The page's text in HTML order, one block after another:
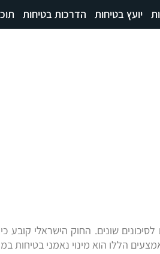
יועץ בטיחות הדרכות בטיחות
שונים. החוק הישראלי קובע
הללו הוא מינוי נאמני בטיחות